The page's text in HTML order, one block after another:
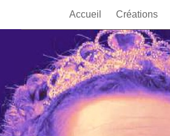
Accueil Créations